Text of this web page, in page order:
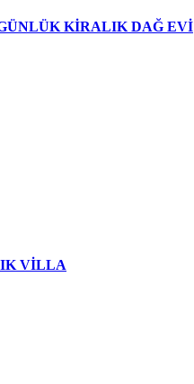
KİRALIK DAĞ EVİ
VİLLA